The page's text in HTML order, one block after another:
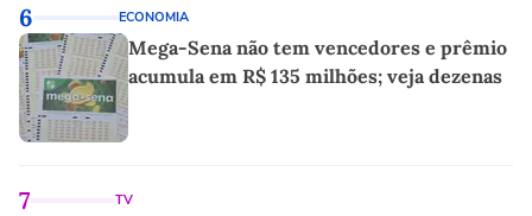
6 ECONOMIA
Mega-Sena não tem vencedores e prêmio
acumula em R$ 135 milhões; veja dezenas
7 TV